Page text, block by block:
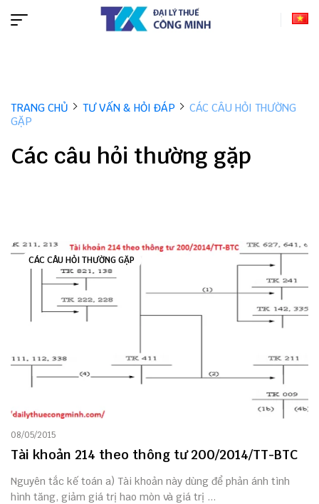
TRANG CHỦ TƯ VẤN & HỎI ĐÁP
CÁC CÂU HỎI THƯỜNG
GẶP
Các câu hỏi thường gặp
CÁC CÂU HỎI THƯỜNG GẶP
08/05/2015
Tài khoản 214 theo thông tư 200/2014/TT-BTC
Nguyên tắc kế toán a) Tài khoản này dùng để phản ánh tình
hình tăng, giảm giá trị hao mòn và giá trị ...